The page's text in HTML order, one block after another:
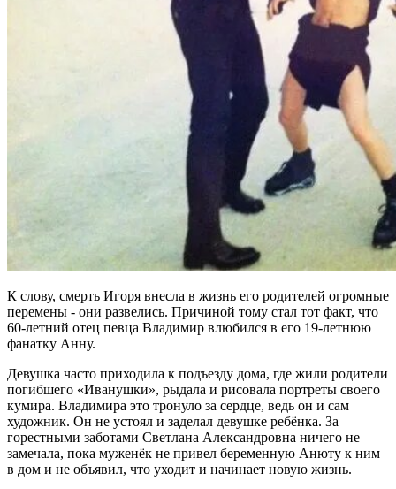
К слову, смерть Игоря внесла в жизнь его родителей огромные
перемены - они развелись. Причиной тому стал тот факт, что
60-летний отец певца Владимир влюбился в его 19-летнюю
фанатку Анну.
Девушка часто приходила к подъезду дома, где жили родители
погибшего «Иванушки», рыдала и рисовала портреты своего
кумира. Владимира это тронуло за сердце, ведь он и сам
художник. Он не устоял и заделал девушке ребёнка. За
горестными заботами Светлана Александровна ничего не
замечала, пока муженёк не привел беременную Анюту к ним
в дом и не объявил, что уходит и начинает новую жизнь.